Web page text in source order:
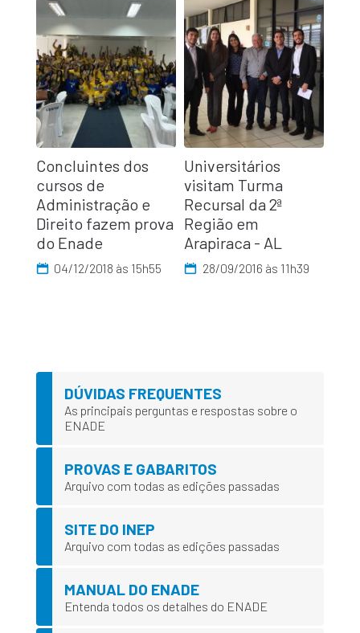
Concluintes dos
cursos de
Administração e
Direito fazem prova
do Enade
04/12/2018 às 15h55
Universitários
visitam Turma
Recursal da 2ª
Região em
Arapiraca - AL
28/09/2016 às 11h39
DÚVIDAS FREQUENTES
As principais perguntas e respostas sobre o
ENADE
PROVAS E GABARITOS
Arquivo com todas as edições passadas
SITE DO INEP
Arquivo com todas as edições passadas
MANUAL DO ENADE
Entenda todos os detalhes do ENADE